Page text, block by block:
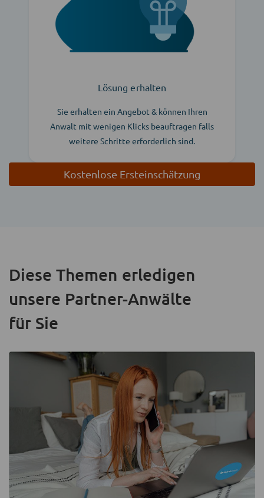
Lösung erhalten
Sie erhalten ein Angebot & können Ihren
Anwalt mit wenigen Klicks beauftragen falls
weitere Schritte erforderlich sind.
Kostenlose Ersteinschätzung
Diese Themen erledigen
unsere Partner-Anwälte
für Sie